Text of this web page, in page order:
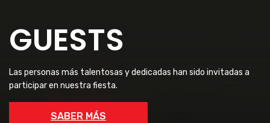
GUESTS
Las personas más talentosas y dedicadas han sido invitadas a
participar en nuestra fiesta.
SABER MÁS